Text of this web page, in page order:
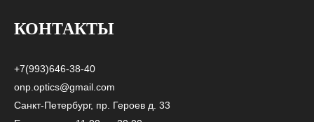
КОНТАКТЫ
+7(993)646-38-40
onp.optics@gmail.com
Санкт-Петербург, пр. Героев д. 33